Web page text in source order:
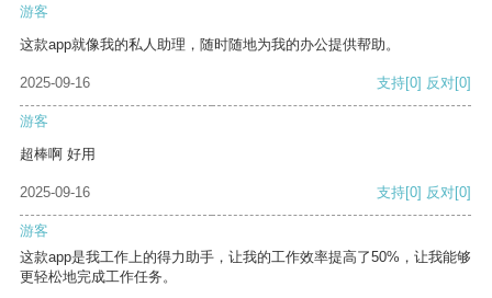
游客
这款app就像我的私人助理，随时随地为我的办公提供帮助。
2025-09-16 支持[0] 反对[0]
游客
超棒啊 好用
2025-09-16 支持[0] 反对[0]
游客
这款app是我工作上的得力助手，让我的工作效率提高了50%，让我能够
更轻松地完成工作任务。